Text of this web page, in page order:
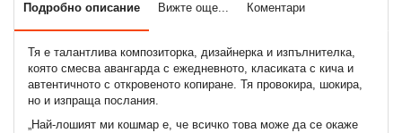
Подробно описание Вижте още... Коментари
Тя е талантлива композиторка, дизайнерка и изпълнителка,
която смесва авангарда с ежедневното, класиката с кича и
автентичното с откровеното копиране. Тя провокира, шокира,
но и изпраща послания.
„Най-лошият ми кошмар е, че всичко това може да се окаже